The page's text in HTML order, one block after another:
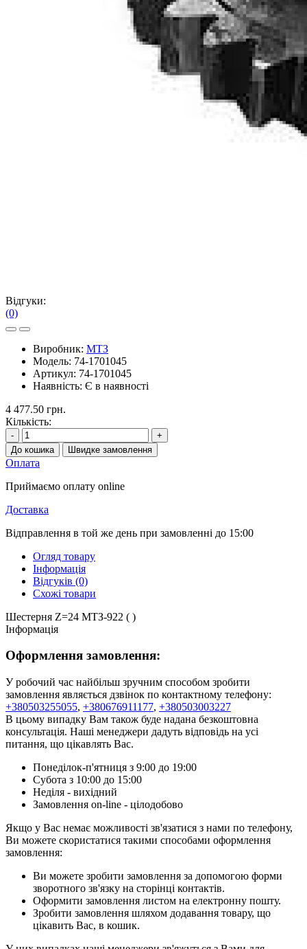
Відгуки:
(0)
Виробник: МТЗ
Модель: 74-1701045
Артикул: 74-1701045
Наявність: Є в наявності
4 477.50 грн.
Кількість:
-
+
До кошика
Швидке замовлення
Оплата
Приймаємо оплату online
Доставка
Відправлення в той же день при замовленні до 15:00
Огляд товару
Інформація
Відгуків (0)
Схожі товари
Шестерня Z=24 МТЗ-922 ( )
Інформація
Оформлення замовлення:
У робочий час найбільш зручним способом зробити
замовлення являється дзвінок по контактному телефону:
+380503255055, +380676911177, +380503003227
В цьому випадку Вам також буде надана безкоштовна
консультація. Наші менеджери дадуть відповідь на усі
питання, що цікавлять Вас.
Понеділок-п'ятниця з 9:00 до 19:00
Субота з 10:00 до 15:00
Неділя - вихідний
Замовлення on-line - цілодобово
Якщо у Вас немає можливості зв'язатися з нами по телефону,
Ви можете скористатися такими способами оформлення
замовлення:
Ви можете зробити замовлення за допомогою форми
зворотного зв'язку на сторінці контактів.
Оформити замовлення листом на електронну пошту.
Зробити замовлення шляхом додавання товару, що
цікавить Вас, в кошик.